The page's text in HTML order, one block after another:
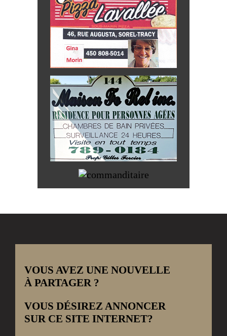
VOUS AVEZ UNE NOUVELLE
À PARTAGER ?
VOUS DÉSIREZ ANNONCER
SUR CE SITE INTERNET?